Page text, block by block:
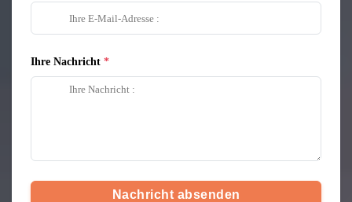
Ihre Nachricht
Nachricht absenden